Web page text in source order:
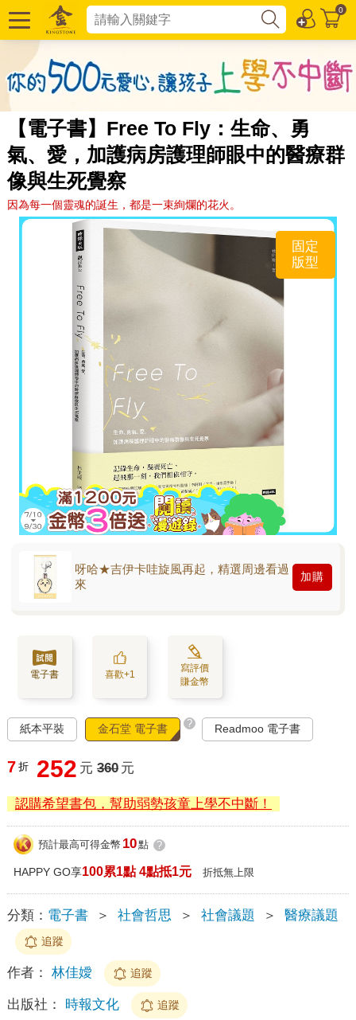
0
【電子書】Free To Fly：生命、勇
氣、愛，加護病房護理師眼中的醫療群
像與生死覺察
因為每一個靈魂的誕生，都是一束絢爛的花火。
固定
版型
呀哈★吉伊卡哇旋風再起，精選周邊看過
來
加購
電子書 喜歡+1
寫評價
賺金幣
紙本平裝 金石堂 電子書 ? Readmoo 電子書
7 折 252 元 360 元
認購希望書包，幫助弱勢孩童上學不中斷！
預計最高可得金幣 10點 ?
HAPPY GO享100累1點 4點抵1元 折抵無上限
分類： 電子書 ＞ 社會哲思 ＞ 社會議題 ＞ 醫療議題
追蹤
作者： 林佳嬡 追蹤
出版社： 時報文化 追蹤